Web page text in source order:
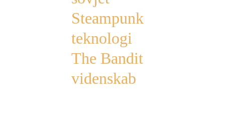
Steampunk
teknologi
The Bandit
videnskab